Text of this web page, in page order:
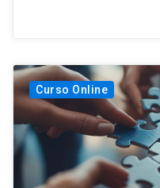
Curso Online